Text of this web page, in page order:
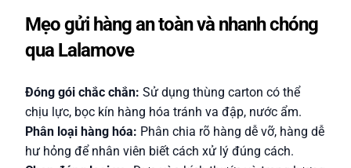
Mẹo gửi hàng an toàn và nhanh chóng
qua Lalamove
Đóng gói chắc chắn: Sử dụng thùng carton có thể
chịu lực, bọc kín hàng hóa tránh va đập, nước ẩm.
Phân loại hàng hóa: Phân chia rõ hàng dễ vỡ, hàng dễ
hư hỏng để nhân viên biết cách xử lý đúng cách.